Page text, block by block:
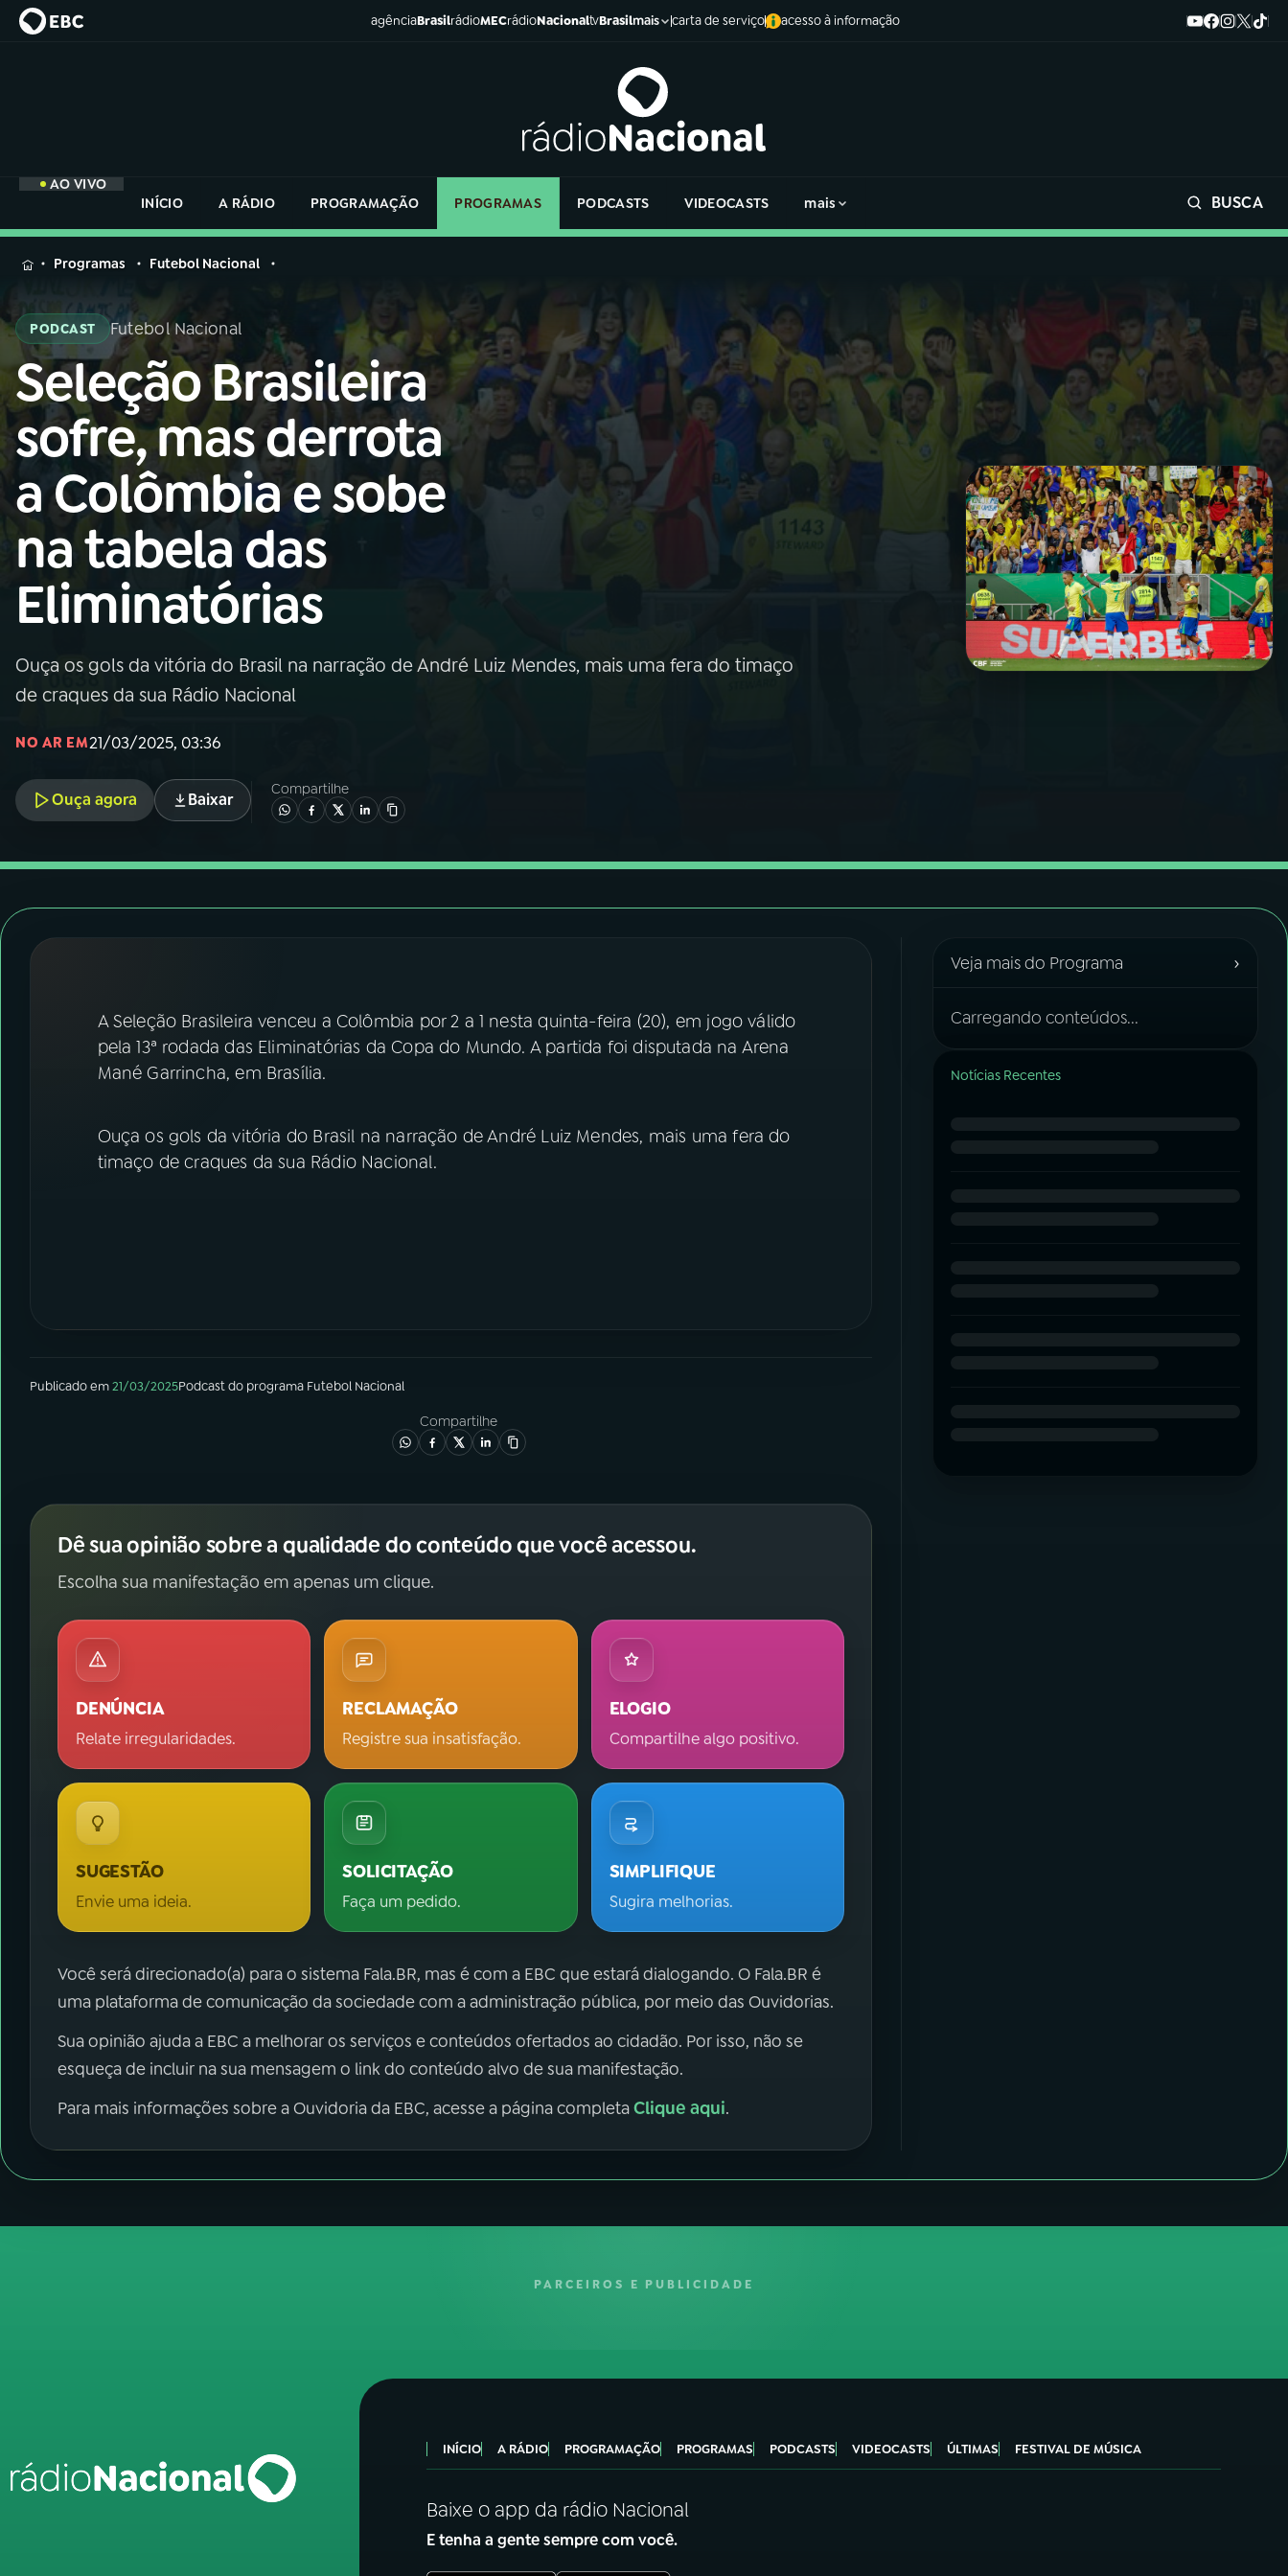
agênciaBrasilrádioMECrádioNacionaltvBrasilmais carta de serviço acesso à informação
AO VIVO
INÍCIO
A RÁDIO PROGRAMAÇÃO PROGRAMAS PODCASTS VIDEOCASTS mais BUSCA
MENU
Buscar
na
Rádio
Nacional
Buscar
AO VIVO
01INÍCIO
02 A RÁDIO
PROGRAMAÇÃO
04PROGRAMAS
05 PODCASTS
06VIDEOCASTS
07ÚLTIMAS
YouTube Facebook
Instagram X
na
Rádio
Nacional
Programas Futebol Nacional
PODCAST Futebol Nacional
Seleção Brasileira
sofre, mas derrota
a Colômbia e sobe
na tabela das
Eliminatórias
Ouça os gols da vitória do Brasil na narração de André Luiz Mendes, mais uma fera do timaço
de craques da sua Rádio Nacional
NO AR EM21/03/2025, 03:36
Ouça agora Baixar
Compartilhe
A Seleção Brasileira venceu a Colômbia por 2 a 1 nesta quinta-feira (20), em jogo válido
pela 13ª rodada das Eliminatórias da Copa do Mundo. A partida foi disputada na Arena
Mané Garrincha, em Brasília.
Ouça os gols da vitória do Brasil na narração de André Luiz Mendes, mais uma fera do
timaço de craques da sua Rádio Nacional.
Publicado em21/03/2025Podcastdo programa Futebol Nacional
Compartilhe
Dê sua opinião sobre a qualidade do conteúdo que você acessou.
Escolha sua manifestação em apenas um clique.
DENÚNCIA
Relate irregularidades.
RECLAMAÇÃO
Registre sua insatisfação.
ELOGIO
Compartilhe algo positivo.
SUGESTÃO
Envie uma ideia.
SOLICITAÇÃO
Faça um pedido.
SIMPLIFIQUE
Sugira melhorias.
Você será direcionado(a) para o sistema Fala.BR, mas é com a EBC que estará dialogando. O Fala.BR é
uma plataforma de comunicação da sociedade com a administração pública, por meio das Ouvidorias.
Sua opinião ajuda a EBC a melhorar os serviços e conteúdos ofertados ao cidadão. Por isso, não se
esqueça de incluir na sua mensagem o link do conteúdo alvo de sua manifestação.
Para mais informações sobre a Ouvidoria da EBC, acesse a página completaClique aqui.
Veja mais do Programa ›
Carregando conteúdos...
Notícias Recentes
PARCEIROS E PUBLICIDADE
INÍCIO A RÁDIO PROGRAMAÇÃO PROGRAMAS PODCASTS VIDEOCASTS ÚLTIMAS FESTIVAL DE MÚSICA
Baixe o app da rádio Nacional
E tenha a gente sempre com você.